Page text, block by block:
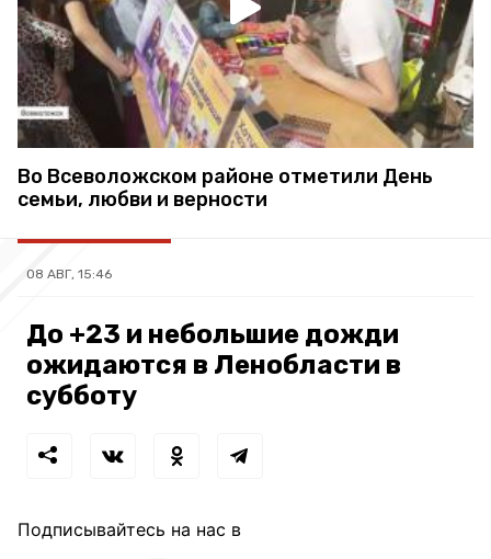
Во Всеволожском районе отметили День
семьи, любви и верности
08 АВГ, 15:46
До +23 и небольшие дожди
ожидаются в Ленобласти в
субботу
Подписывайтесь на нас в